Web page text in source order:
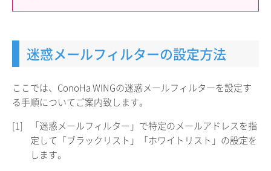
迷惑メールフィルターの設定方法
ここでは、ConoHa WINGの迷惑メールフィルターを設定す
る手順についてご案内致します。
[1]
「迷惑メールフィルター」で特定のメールアドレスを指
定して「ブラックリスト」「ホワイトリスト」の設定を
します。